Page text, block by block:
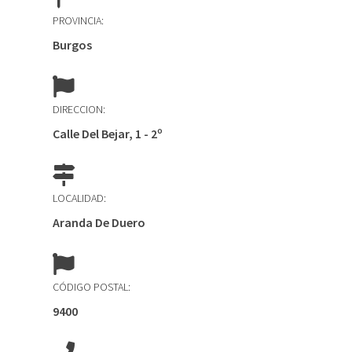
PROVINCIA:
Burgos
DIRECCION:
Calle Del Bejar, 1 - 2º
LOCALIDAD:
Aranda De Duero
CÓDIGO POSTAL:
9400